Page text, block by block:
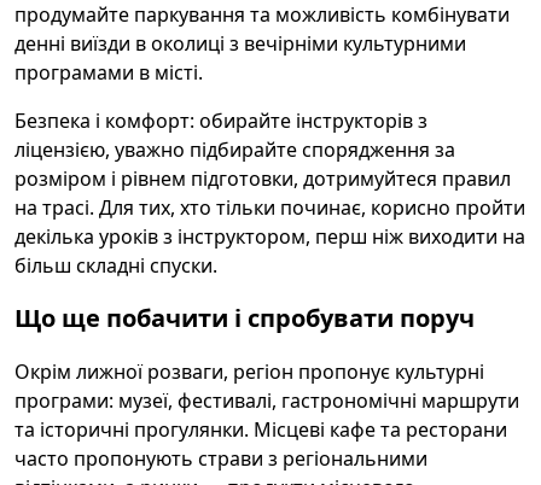
продумайте паркування та можливість комбінувати
денні виїзди в околиці з вечірніми культурними
програмами в місті.
Безпека і комфорт: обирайте інструкторів з
ліцензією, уважно підбирайте спорядження за
розміром і рівнем підготовки, дотримуйтеся правил
на трасі. Для тих, хто тільки починає, корисно пройти
декілька уроків з інструктором, перш ніж виходити на
більш складні спуски.
Що ще побачити і спробувати поруч
Окрім лижної розваги, регіон пропонує культурні
програми: музеї, фестивалі, гастрономічні маршрути
та історичні прогулянки. Місцеві кафе та ресторани
часто пропонують страви з регіональними